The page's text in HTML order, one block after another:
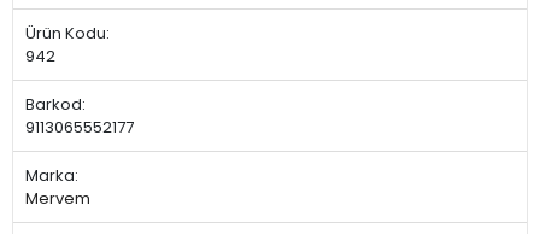
Ürün Kodu:
942
Barkod:
9113065552177
Marka:
Mervem